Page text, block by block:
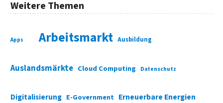
Weitere Themen
Apps Arbeitsmarkt Ausbildung
Auslandsmärkte Cloud Computing Datenschutz
Digitalisierung E-Government Erneuerbare Energien